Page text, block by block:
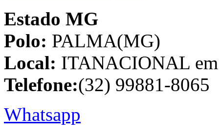
Estado MG
Polo: PALMA(MG)
Local: ITANACIONAL
Telefone:(32) 99881-8065
Whatsapp